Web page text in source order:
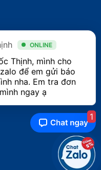
ONLINE
Thịnh, mình cho
để em gửi báo
nha. Em tra đơn
ngay ạ
1